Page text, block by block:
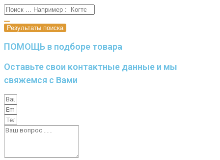
Результаты поиска
ПОМОЩЬ в подборе товара
Оставьте свои контактные данные и мы
свяжемся с Вами